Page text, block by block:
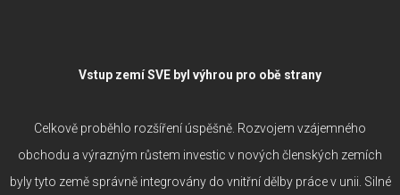
Vstup zemí SVE byl výhrou pro obě strany
Celkově proběhlo rozšíření úspěšně. Rozvojem vzájemného
obchodu a výrazným růstem investic v nových členských zemích
byly tyto země správně integrovány do vnitřní dělby práce v unii. Silné